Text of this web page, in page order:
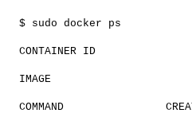
$ sudo docker ps
CONTAINER ID
COMMAND